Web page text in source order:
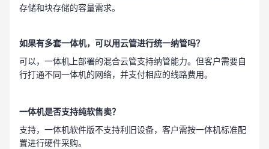
存储和块存储的容量需求。
如果有多套一体机，可以用云管进行统一纳管吗？
可以， 一体机 上部署的混合云管支持纳管能力。但客户需要自
行打通不同 一体机的网络，并支付相应的线路费用。
一体机是否支持纯软售卖？
支持， 一体机软件版不支持利旧设备，客户需按一体机标准配
置进行硬件采购。